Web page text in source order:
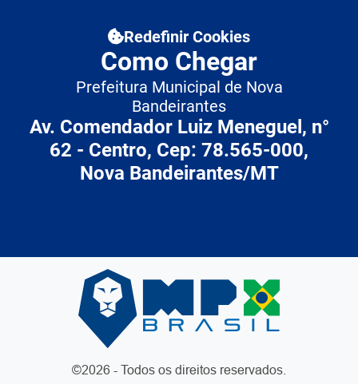
Redefinir Cookies
Como Chegar
Prefeitura Municipal de Nova
Bandeirantes
Av. Comendador Luiz Meneguel, n°
62 - Centro, Cep: 78.565-000,
Nova Bandeirantes/MT
©2026 - Todos os direitos reservados.